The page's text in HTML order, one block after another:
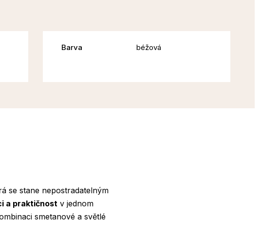
Barva béžová
se stane nepostradatelným
a praktičnost v jednom
smetanové a světlé